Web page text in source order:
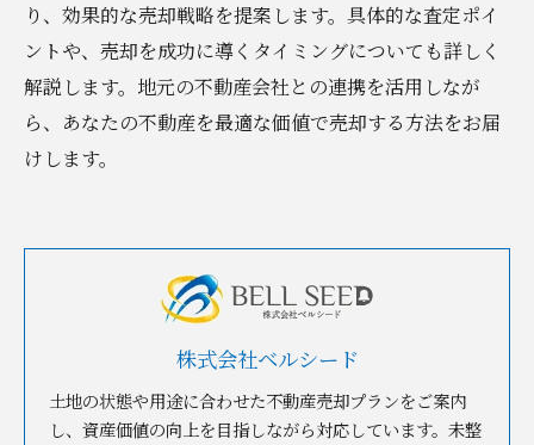
り、効果的な売却戦略を提案します。具体的な査定ポイ
ントや、売却を成功に導くタイミングについても詳しく
解説します。地元の不動産会社との連携を活用しなが
ら、あなたの不動産を最適な価値で売却する方法をお届
けします。
株式会社ベルシード
土地の状態や用途に合わせた不動産売却プランをご案内
し、資産価値の向上を目指しながら対応しています。未整